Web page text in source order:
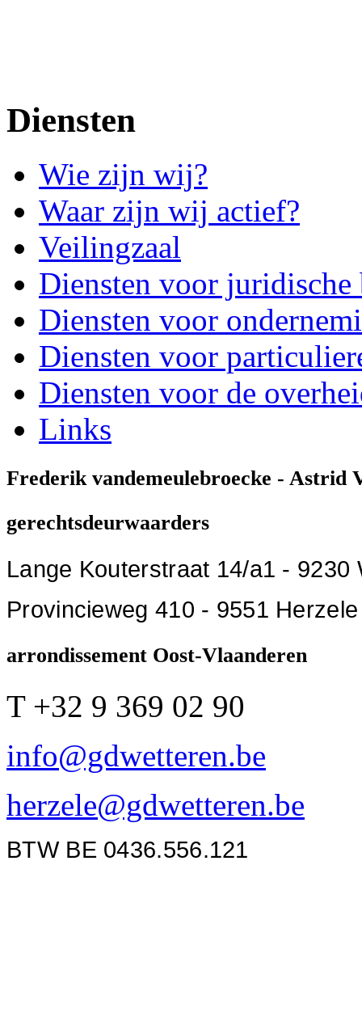
Diensten
Wie zijn wij?
Waar zijn wij actief?
Veilingzaal
Diensten voor juridische
Diensten voor
Diensten voor
Diensten voor de
Links
Frederik vandemeulebroecke - Astrid
gerechtsdeurwaarders
Lange Kouterstraat 14/a1 -
Provincieweg 410 - 9551 Herzele
arrondissement Oost-Vlaanderen
T +32 9 369 02 90
info@gdwetteren.be
herzele@gdwetteren.be
BTW BE 0436.556.121